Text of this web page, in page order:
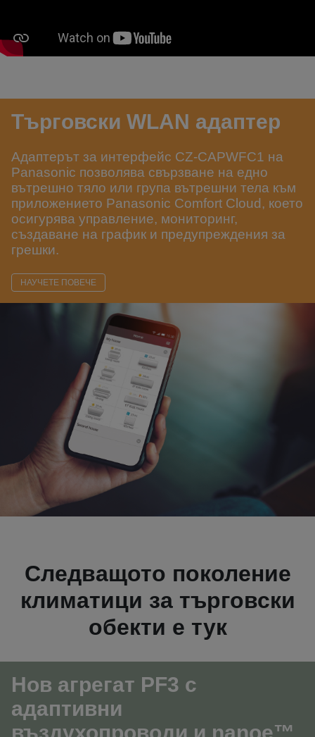
Търговски WLAN адаптер
Адаптерът за интерфейс CZ-CAPWFC1 на
Panasonic позволява свързване на едно
вътрешно тяло или група вътрешни тела към
приложението Panasonic Comfort Cloud, което
осигурява управление, мониторинг,
създаване на график и предупреждения за
грешки.
НАУЧЕТЕ ПОВЕЧЕ
Следващото поколение
климатици за търговски
обекти е тук
Нов агрегат PF3 с
адаптивни